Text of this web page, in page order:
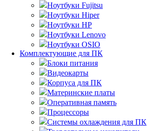
Ноутбуки Fujitsu
Ноутбуки Hiper
Ноутбуки HP
Ноутбуки Lenovo
Ноутбуки OSIO
Комплектующие для ПК
Блоки питания
Видеокарты
Корпуса для ПК
Материнские платы
Оперативная память
Процессоры
Системы охлаждения для ПК